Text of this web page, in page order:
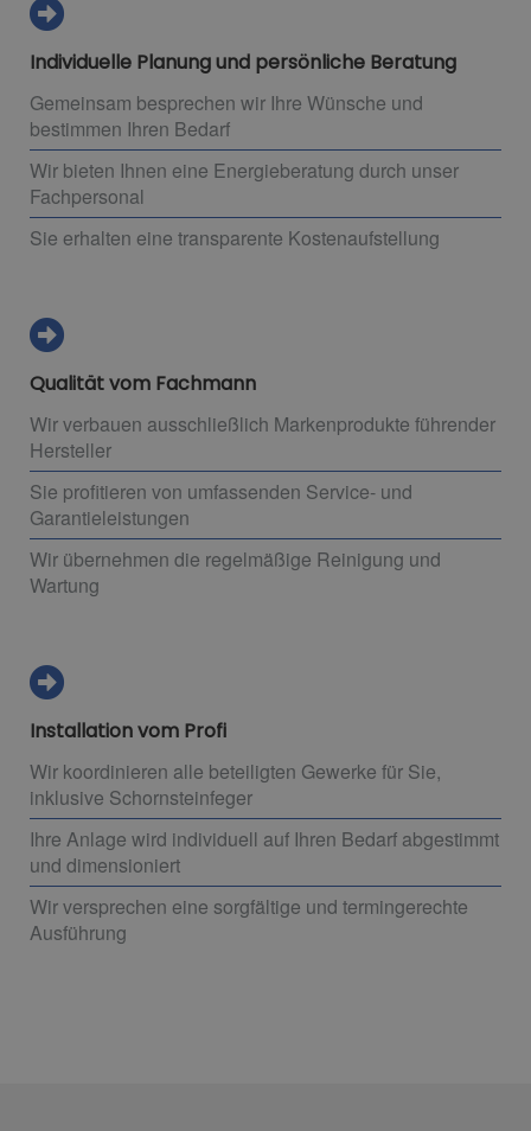
Individuelle Planung und persönliche Beratung
Gemeinsam besprechen wir Ihre Wünsche und
bestimmen Ihren Bedarf
Wir bieten Ihnen eine Energieberatung durch unser
Fachpersonal
Sie erhalten eine transparente Kostenaufstellung
Qualität vom Fachmann
Wir verbauen ausschließlich Markenprodukte führender
Hersteller
Sie profitieren von umfassenden Service- und
Garantieleistungen
Wir übernehmen die regelmäßige Reinigung und
Wartung
Installation vom Profi
Wir koordinieren alle beteiligten Gewerke für Sie,
inklusive Schornsteinfeger
Ihre Anlage wird individuell auf Ihren Bedarf abgestimmt
und dimensioniert
Wir versprechen eine sorgfältige und termingerechte
Ausführung